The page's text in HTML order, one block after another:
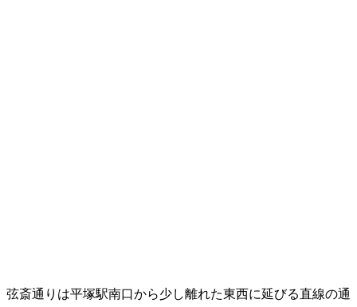
弦斎通りは平塚駅南口から少し離れた東西に延びる直線の通